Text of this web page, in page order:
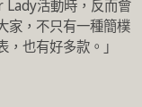
Lady活動時，反而會
家，不只有一種簡樸
也有好多款。」